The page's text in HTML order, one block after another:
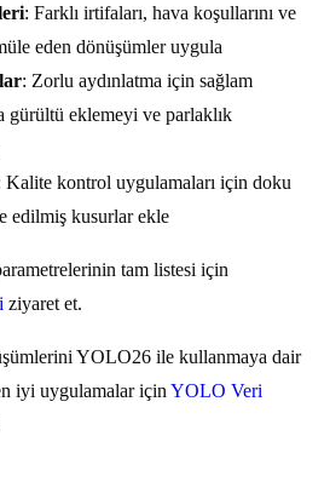
: Farklı irtifaları, hava koşullarını ve
eden dönüşümler uygula
: Zorlu aydınlatma için sağlam
gürültü eklemeyi ve parlaklık
Kalite kontrol uygulamaları için doku
edilmiş kusurlar ekle
tam listesi için
ziyaret et.
YOLO26 ile kullanmaya dair
iyi uygulamalar için YOLO Veri